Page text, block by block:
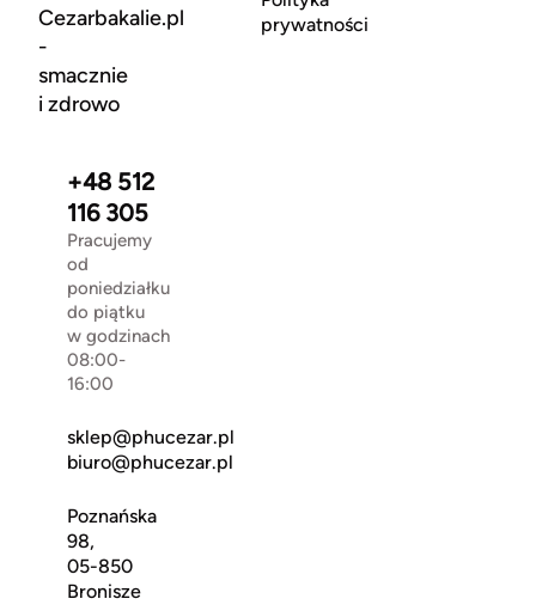
Cezarbakalie.pl
-
smacznie
i zdrowo
+48 512
116 305
Pracujemy
od
poniedziałku
do piątku
w godzinach
08:00-
16:00
sklep@phucezar.pl
biuro@phucezar.pl
Poznańska
98,
05-850
Bronisze
prywatności